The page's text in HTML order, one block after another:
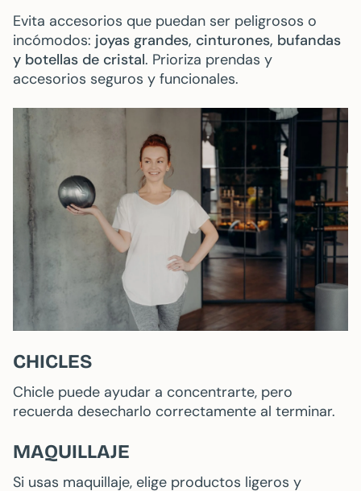
Evita accesorios que puedan ser peligrosos o
incómodos: joyas grandes, cinturones, bufandas
y botellas de cristal. Prioriza prendas y
accesorios seguros y funcionales.
CHICLES
Chicle puede ayudar a concentrarte, pero
recuerda desecharlo correctamente al terminar.
MAQUILLAJE
Si usas maquillaje, elige productos ligeros y